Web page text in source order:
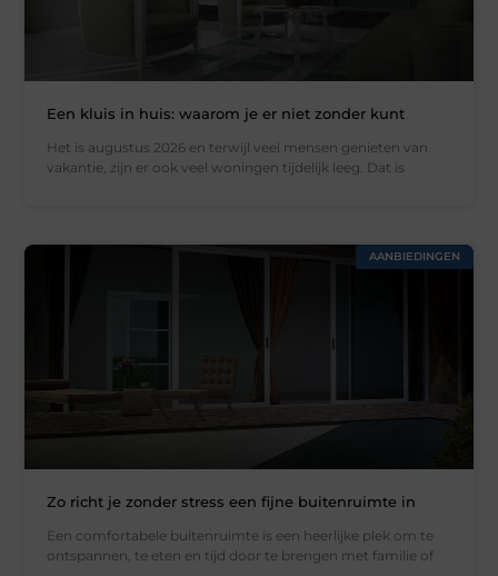
Een kluis in huis: waarom je er niet zonder kunt
Het is augustus 2026 en terwijl veel mensen genieten van
vakantie, zijn er ook veel woningen tijdelijk leeg. Dat is
AANBIEDINGEN
Zo richt je zonder stress een fijne buitenruimte in
Een comfortabele buitenruimte is een heerlijke plek om te
ontspannen, te eten en tijd door te brengen met familie of